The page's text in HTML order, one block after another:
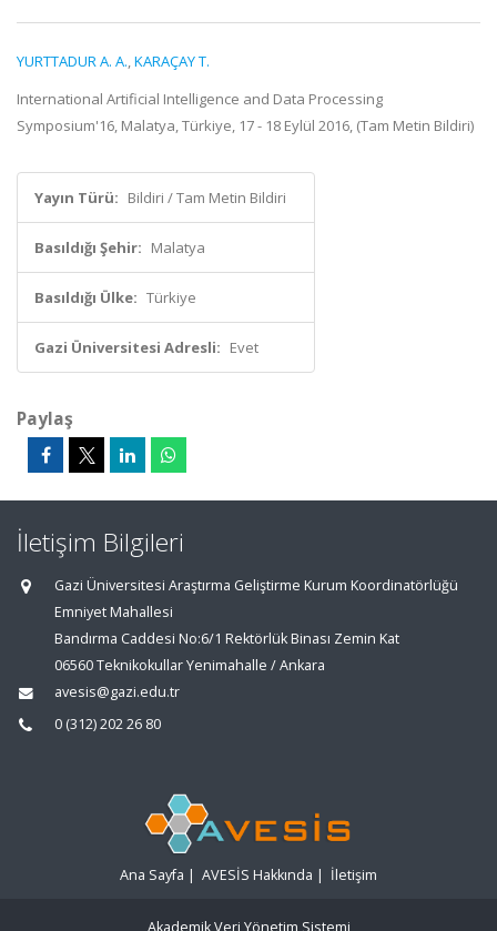
YURTTADUR A. A.,KARAÇAY T.
International Artificial Intelligence and Data Processing
Symposium'16, Malatya, Türkiye, 17 - 18 Eylül 2016, (Tam Metin Bildiri)
Yayın Türü: Bildiri / Tam Metin Bildiri
Basıldığı Şehir: Malatya
Basıldığı Ülke: Türkiye
Gazi Üniversitesi Adresli: Evet
Paylaş
İletişim Bilgileri
Gazi Üniversitesi Araştırma Geliştirme Kurum Koordinatörlüğü
Emniyet Mahallesi
Bandırma Caddesi No:6/1 Rektörlük Binası Zemin Kat
06560 Teknikokullar Yenimahalle / Ankara
avesis@gazi.edu.tr
0 (312) 202 26 80
Ana Sayfa | AVESİS Hakkında | İletişim
Akademik Veri Yönetim Sistemi